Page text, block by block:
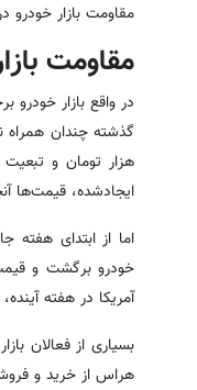
مقاومت بازار خودرو
مقاومت
در واقع بازار
هزار تومان و
ایجادشده، قیمت‌ها
اما از ابتدای هفته
خودرو برگشت و
آمریکا در هفته
بسیاری از فعالان
هراس از خرید و